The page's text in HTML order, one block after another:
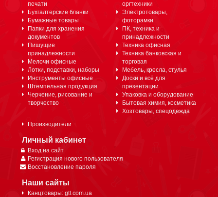
печати
Бухгалтерские бланки
Бумажные товары
Папки для хранения
документов
Пишущие
принадлежности
Мелочи офисные
Лотки, подставки, наборы
Инструменты офисные
Штемпельная продукция
Черчение, рисование и
творчество
оргтехники
Электротовары,
фоторамки
ПК, техника и
принадлежности
Техника офисная
Техника банковская и
торговая
Мебель, кресла, стулья
Доски и всё для
презентации
Упаковка и оборудование
Бытовая химия, косметика
Хозтовары, спецодежда
Производители
Личный кабинет
Вход на сайт
Регистрация нового пользователя
Восстановление пароля
Наши сайты
Канцтовары: gtl.com.ua